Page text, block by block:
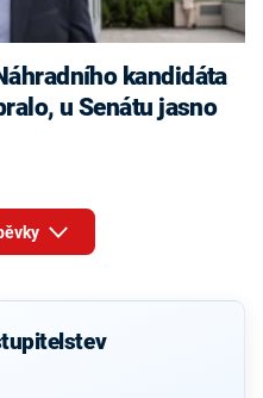
kandidáta
u Senátu jasno